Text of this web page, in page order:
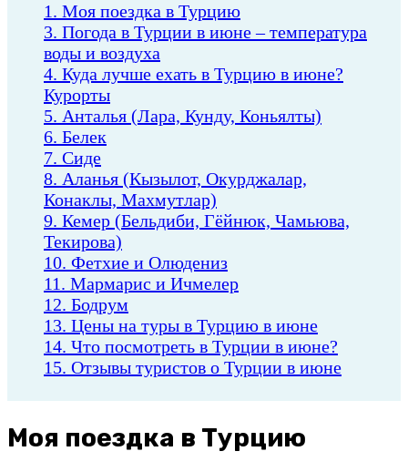
1. Моя поездка в Турцию
3. Погода в Турции в июне – температура
воды и воздуха
4. Куда лучше ехать в Турцию в июне?
Курорты
5. Анталья (Лара, Кунду, Коньялты)
6. Белек
7. Сиде
8. Аланья (Кызылот, Окурджалар,
Конаклы, Махмутлар)
9. Кемер (Бельдиби, Гёйнюк, Чамьюва,
Текирова)
10. Фетхие и Олюдениз
11. Мармарис и Ичмелер
12. Бодрум
13. Цены на туры в Турцию в июне
14. Что посмотреть в Турции в июне?
15. Отзывы туристов о Турции в июне
Моя поездка в Турцию